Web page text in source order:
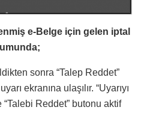
e-Belge için gelen iptal
sonra “Talep Reddet”
ekranına ulaşılır. “Uyarıyı
Reddet” butonu aktif